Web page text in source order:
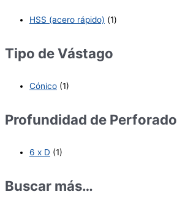
HSS (acero rápido) (1)
Tipo de Vástago
Cónico (1)
Profundidad de Perforado
6 x D (1)
Buscar más…